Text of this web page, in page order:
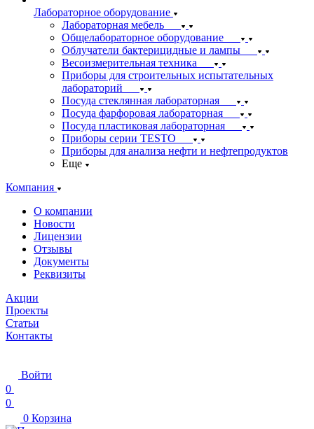
Лабораторное оборудование
Лабораторная мебель
Общелабораторное оборудование
Облучатели бактерицидные и лампы
Весоизмерительная техника
Приборы для строительных испытательных
лабораторий
Посуда стеклянная лабораторная
Посуда фарфоровая лабораторная
Посуда пластиковая лабораторная
Приборы серии TESTO
Приборы для анализа нефти и нефтепродуктов
Еще
Компания
О компании
Новости
Лицензии
Отзывы
Документы
Реквизиты
Акции
Проекты
Статьи
Контакты
Войти
0
0
0 Корзина